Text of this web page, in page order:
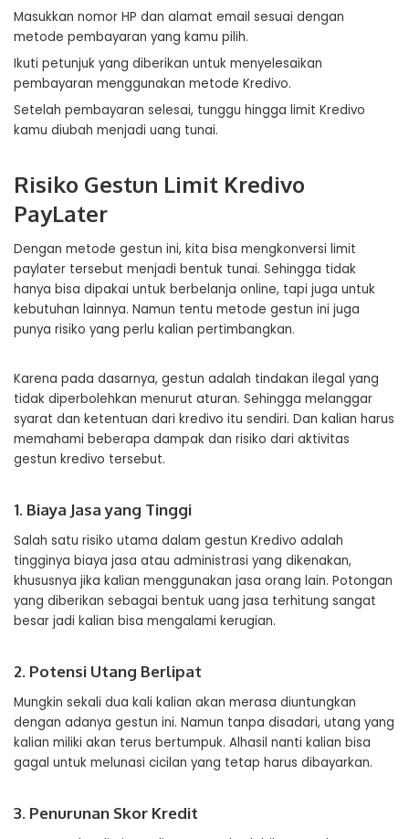
Masukkan nomor HP dan alamat email sesuai dengan
metode pembayaran yang kamu pilih.
Ikuti petunjuk yang diberikan untuk menyelesaikan
pembayaran menggunakan metode Kredivo.
Setelah pembayaran selesai, tunggu hingga limit Kredivo
kamu diubah menjadi uang tunai.
Risiko Gestun Limit Kredivo
PayLater
Dengan metode gestun ini, kita bisa mengkonversi limit
paylater tersebut menjadi bentuk tunai. Sehingga tidak
hanya bisa dipakai untuk berbelanja online, tapi juga untuk
kebutuhan lainnya. Namun tentu metode gestun ini juga
punya risiko yang perlu kalian pertimbangkan.
Karena pada dasarnya, gestun adalah tindakan ilegal yang
tidak diperbolehkan menurut aturan. Sehingga melanggar
syarat dan ketentuan dari kredivo itu sendiri. Dan kalian harus
memahami beberapa dampak dan risiko dari aktivitas
gestun kredivo tersebut.
1. Biaya Jasa yang Tinggi
Salah satu risiko utama dalam gestun Kredivo adalah
tingginya biaya jasa atau administrasi yang dikenakan,
khususnya jika kalian menggunakan jasa orang lain. Potongan
yang diberikan sebagai bentuk uang jasa terhitung sangat
besar jadi kalian bisa mengalami kerugian.
2. Potensi Utang Berlipat
Mungkin sekali dua kali kalian akan merasa diuntungkan
dengan adanya gestun ini. Namun tanpa disadari, utang yang
kalian miliki akan terus bertumpuk. Alhasil nanti kalian bisa
gagal untuk melunasi cicilan yang tetap harus dibayarkan.
3. Penurunan Skor Kredit